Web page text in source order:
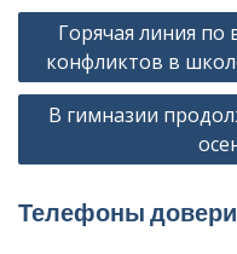
Навигация
записям
Горячая линия по
конфликтов в
В гимназии
Телефоны